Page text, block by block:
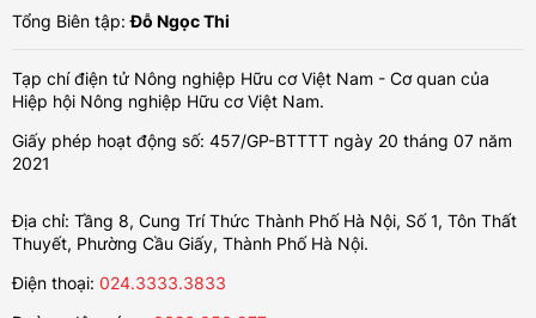
Tổng Biên tập:Đỗ Ngọc Thi
Tạp chí điện tử Nông nghiệp Hữu cơ Việt Nam - Cơ quan của
Hiệp hội Nông nghiệp Hữu cơ Việt Nam.
Giấy phép hoạt động số: 457/GP-BTTTT ngày 20 tháng 07 năm
2021
Địa chỉ: Tầng 8, Cung Trí Thức Thành Phố Hà Nội, Số 1, Tôn Thất
Thuyết, Phường Cầu Giấy, Thành Phố Hà Nội.
Điện thoại: 024.3333.3833